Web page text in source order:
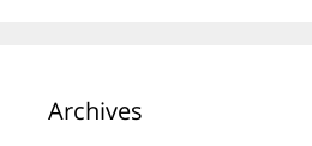
Archives